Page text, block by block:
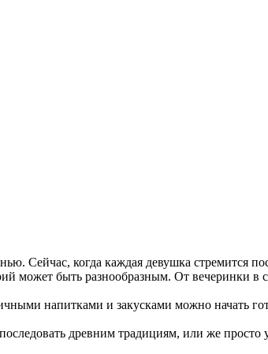
Сейчас, когда каждая девушка стремится
может быть разнообразным. От вечеринки в
напитками и закусками можно начать
древним традициям, или же просто